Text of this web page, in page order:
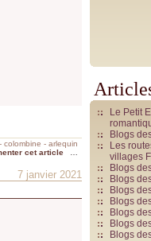
colombine - arlequin
cet article
7 janvier 2021
Le Petit
Blogs
Les
villages
Blogs
Blogs
Blogs
Blogs
Blogs
Blogs
Blogs